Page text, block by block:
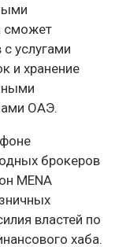
сможет
услугами
и хранение
ОАЭ.
брокеров
MENA
властей по
хаба.